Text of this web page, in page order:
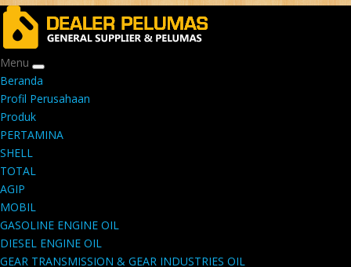
Menu
Beranda
Profil Perusahaan
Produk
PERTAMINA
SHELL
TOTAL
AGIP
MOBIL
GASOLINE ENGINE OIL
DIESEL ENGINE OIL
GEAR TRANSMISSION & GEAR INDUSTRIES OIL